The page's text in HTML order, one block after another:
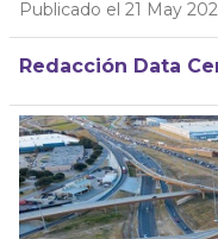
Publicado el 21 May
Redacción Data